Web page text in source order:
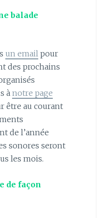
balade
un emailpour
des prochains
à notre page
être au courant
de l’année
sonores seront
les mois.
de façon